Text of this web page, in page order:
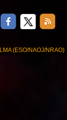
(ESO/NAOJ/NRAO)